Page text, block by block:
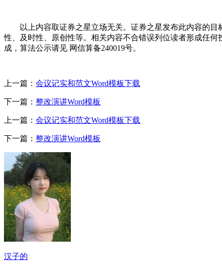
以上内容取证券之星立场无关。证券之星发布此内容的目
性、及时性、原创性等。相关内容不合错误列位读者形成任
成，算法公示请见 网信算备240019号。
上一篇： 会议记实和范文Word模板下载
下一篇： 整改演讲Word模板
上一篇： 会议记实和范文Word模板下载
下一篇： 整改演讲Word模板
汉子的